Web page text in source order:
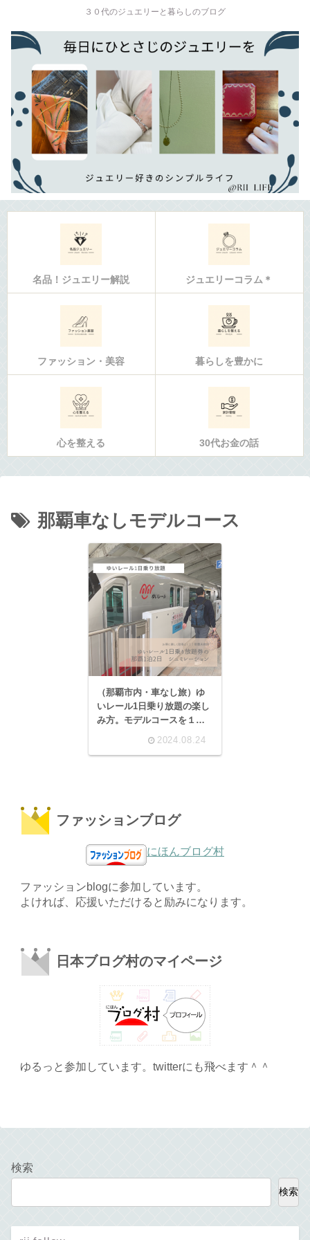
３０代のジュエリーと暮らしのブログ
名品！ジュエリー解説 ジュエリーコラム＊
ファッション・美容 暮らしを豊かに
心を整える 30代お金の話
那覇車なしモデルコース
（那覇市内・車なし旅）ゆ
いレール1日乗り放題の楽し
み方。モデルコースを１泊2
2024.08.24
ファッションブログ
にほんブログ村
ファッションblogに参加しています。
よければ、応援いただけると励みになります。
日本ブログ村のマイページ
ゆるっと参加しています。twitterにも飛べます＾＾
検索
検索